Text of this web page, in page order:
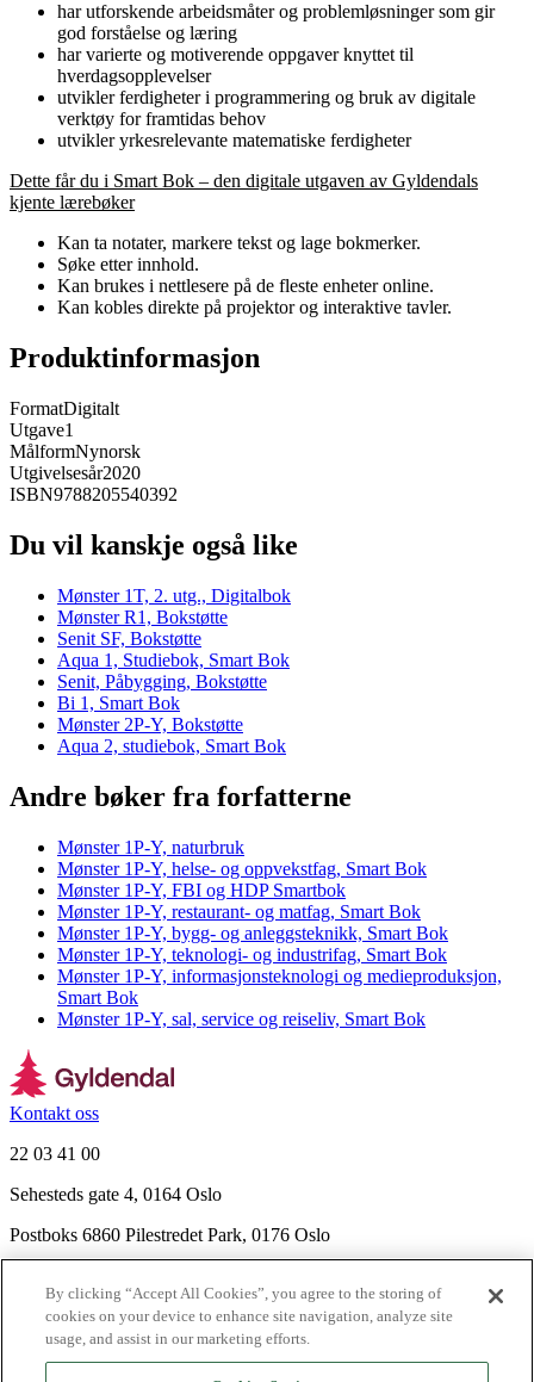
har utforskende arbeidsmåter og problemløsninger som gir
god forståelse og læring
har varierte og motiverende oppgaver knyttet til
hverdagsopplevelser
utvikler ferdigheter i programmering og bruk av digitale
verktøy for framtidas behov
utvikler yrkesrelevante matematiske ferdigheter
Dette får du i Smart Bok – den digitale utgaven av Gyldendals
kjente lærebøker
Kan ta notater, markere tekst og lage bokmerker.
Søke etter innhold.
Kan brukes i nettlesere på de fleste enheter online.
Kan kobles direkte på projektor og interaktive tavler.
Produktinformasjon
FormatDigitalt
Utgave1
MålformNynorsk
Utgivelsesår2020
ISBN9788205540392
Du vil kanskje også like
Mønster 1T, 2. utg., Digitalbok
Mønster R1, Bokstøtte
Senit SF, Bokstøtte
Aqua 1, Studiebok, Smart Bok
Senit, Påbygging, Bokstøtte
Bi 1, Smart Bok
Mønster 2P-Y, Bokstøtte
Aqua 2, studiebok, Smart Bok
Andre bøker fra forfatterne
Mønster 1P-Y, naturbruk
Mønster 1P-Y, helse- og oppvekstfag, Smart Bok
Mønster 1P-Y, FBI og HDP Smartbok
Mønster 1P-Y, restaurant- og matfag, Smart Bok
Mønster 1P-Y, bygg- og anleggsteknikk, Smart Bok
Mønster 1P-Y, teknologi- og industrifag, Smart Bok
Mønster 1P-Y, informasjonsteknologi og medieproduksjon,
Smart Bok
Mønster 1P-Y, sal, service og reiseliv, Smart Bok
Kontakt oss
22 03 41 00
Sehesteds gate 4, 0164 Oslo
Postboks 6860 Pilestredet Park, 0176 Oslo
Nyhetsbrev
Ledige stillinger
Send inn manus
By clicking “Accept All Cookies”, you agree to the storing of
cookies on your device to enhance site navigation, analyze site
usage, and assist in our marketing efforts.